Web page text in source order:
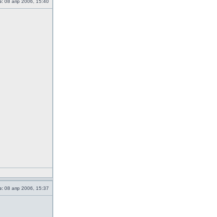
08 апр 2006, 15:40
08 апр 2006, 15:37